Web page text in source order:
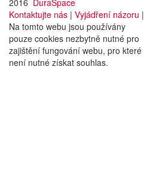
2016 DuraSpace
Kontaktujte nás | Vyjádření názoru |
Na tomto webu jsou používány
pouze cookies nezbytně nutné pro
zajištění fungování webu, pro které
není nutné získat souhlas.